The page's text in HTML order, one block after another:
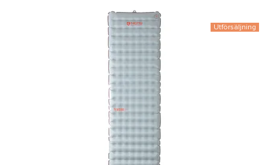
Utförsäljning